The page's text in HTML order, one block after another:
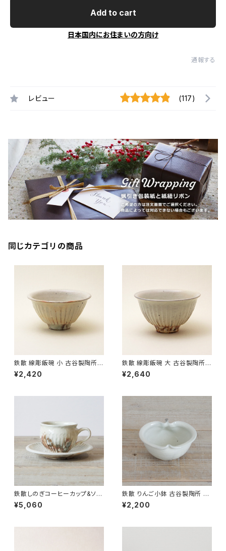
Add to cart
日本国内にお住まいの方向け
通報する
レビュー (117)
同じカテゴリの商品
鉄散 線彫飯碗 小 古谷製陶所
信楽焼【伝統工芸品】【民藝品】
【ギフト プレゼント】【父の日 お
¥2,420
鉄散 線彫飯碗 大 古谷製陶所
信楽焼【伝統工芸品】【民藝品】
【ギフト プレゼント】【父の日 お
¥2,640
鉄散しのぎコーヒーカップ&ソー
サー 古谷製陶所 信楽焼【伝統
工芸品】【民藝品】【ギフト プレゼ
¥5,060
鉄散 りんご小鉢 古谷製陶所 信
楽焼【伝統工芸品】【民藝品】【ギ
フト プレゼント】【父の日 お誕生
¥2,200